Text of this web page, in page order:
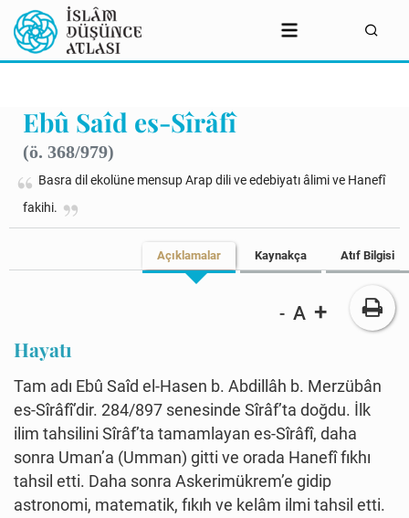
Ebû Saîd es-Sîrâfî
(ö. 368/979)
Basra dil ekolüne mensup Arap dili ve edebiyatı âlimi ve Hanefî
fakihi.
Açıklamalar Kaynakça Atıf Bilgisi
- A +
Hayatı
Tam adı Ebû Saîd el-Hasen b. Abdillâh b. Merzübân
es-Sîrâfî’dir. 284/897 senesinde Sîrâf’ta doğdu. İlk
ilim tahsilini Sîrâf’ta tamamlayan es-Sîrâfî, daha
sonra Uman’a (Umman) gitti ve orada Hanefî fıkhı
tahsil etti. Daha sonra Askerimükrem’e gidip
astronomi, matematik, fıkıh ve kelâm ilmi tahsil etti.